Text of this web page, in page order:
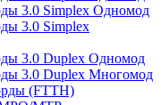
3.0 Simplex Одномод
3.0 Simplex
3.0 Duplex Одномод
3.0 Duplex Многомод
(FTTH)